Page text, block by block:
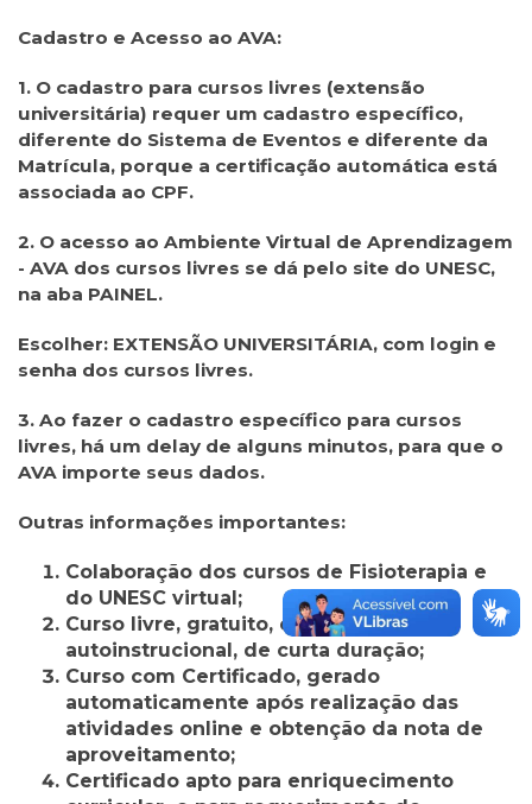
Cadastro e Acesso ao AVA:
1. O cadastro para cursos livres (extensão
universitária) requer um cadastro específico,
diferente do Sistema de Eventos e diferente da
Matrícula, porque a certificação automática está
associada ao CPF.
2. O acesso ao Ambiente Virtual de Aprendizagem
- AVA dos cursos livres se dá pelo site do UNESC,
na aba PAINEL.
Escolher: EXTENSÃO UNIVERSITÁRIA, com login e
senha dos cursos livres.
3. Ao fazer o cadastro específico para cursos
livres, há um delay de alguns minutos, para que o
AVA importe seus dados.
Outras informações importantes:
Colaboração dos cursos de Fisioterapia e
do UNESC virtual;
Curso livre, gratuito, online,
autoinstrucional, de curta duração;
Curso com Certificado, gerado
automaticamente após realização das
atividades online e obtenção da nota de
aproveitamento;
Certificado apto para enriquecimento